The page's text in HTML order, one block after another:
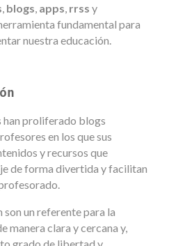
, blogs, apps, rrss y
fundamental para
nuestra educación.
han proliferado blogs
en los que sus
y recursos que
de forma divertida y facilitan
un referente para la
manera clara y cercana y,